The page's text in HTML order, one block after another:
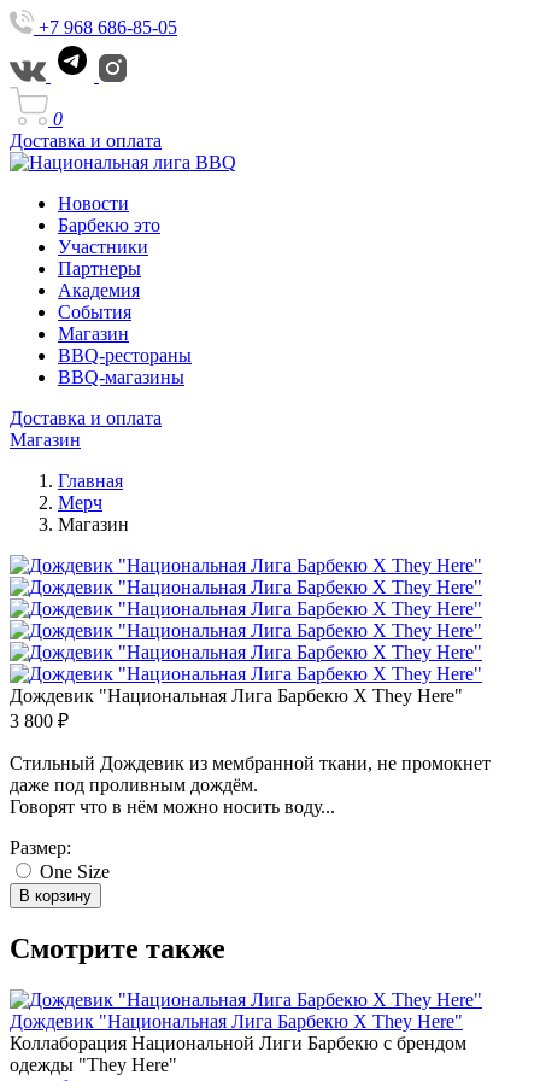
+7 968 686-85-05
0
Доставка и оплата
Новости
Барбекю это
Участники
Партнеры
Академия
События
Магазин
BBQ-рестораны
BBQ-магазины
Доставка и оплата
Магазин
Главная
Мерч
Магазин
Дождевик "Национальная Лига Барбекю X They Here"
3 800 ₽
Стильный Дождевик из мембранной ткани, не промокнет
даже под проливным дождём.
Говорят что в нём можно носить воду...
Размер:
One Size
В корзину
Смотрите также
Дождевик "Национальная Лига Барбекю X They Here"
Коллаборация Национальной Лиги Барбекю с брендом
одежды "They Here"